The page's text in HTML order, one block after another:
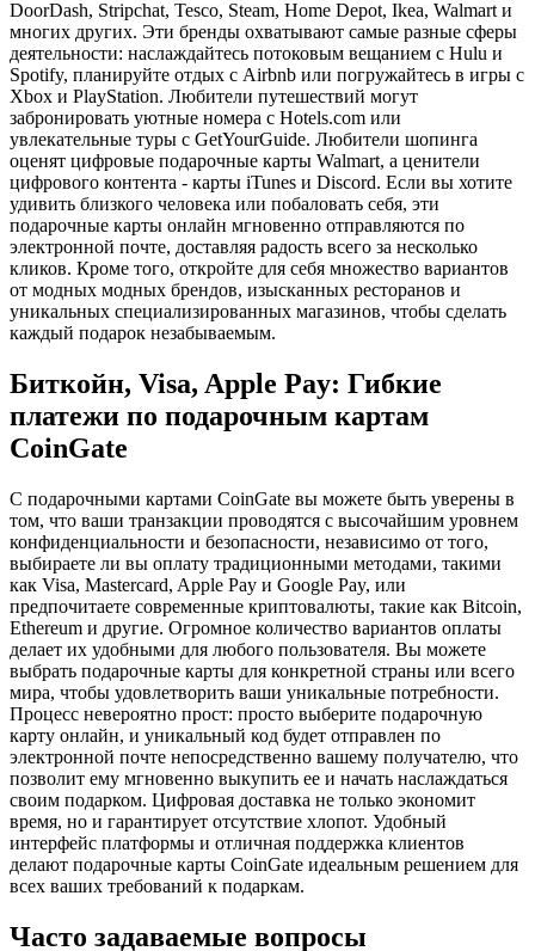
DoorDash, Stripchat, Tesco, Steam, Home Depot, Ikea, Walmart и
многих других. Эти бренды охватывают самые разные сферы
деятельности: наслаждайтесь потоковым вещанием с Hulu и
Spotify, планируйте отдых с Airbnb или погружайтесь в игры с
Xbox и PlayStation. Любители путешествий могут
забронировать уютные номера с Hotels.com или
увлекательные туры с GetYourGuide. Любители шопинга
оценят цифровые подарочные карты Walmart, а ценители
цифрового контента - карты iTunes и Discord. Если вы хотите
удивить близкого человека или побаловать себя, эти
подарочные карты онлайн мгновенно отправляются по
электронной почте, доставляя радость всего за несколько
кликов. Кроме того, откройте для себя множество вариантов
от модных модных брендов, изысканных ресторанов и
уникальных специализированных магазинов, чтобы сделать
каждый подарок незабываемым.
Биткойн, Visa, Apple Pay: Гибкие
платежи по подарочным картам
CoinGate
С подарочными картами CoinGate вы можете быть уверены в
том, что ваши транзакции проводятся с высочайшим уровнем
конфиденциальности и безопасности, независимо от того,
выбираете ли вы оплату традиционными методами, такими
как Visa, Mastercard, Apple Pay и Google Pay, или
предпочитаете современные криптовалюты, такие как Bitcoin,
Ethereum и другие. Огромное количество вариантов оплаты
делает их удобными для любого пользователя. Вы можете
выбрать подарочные карты для конкретной страны или всего
мира, чтобы удовлетворить ваши уникальные потребности.
Процесс невероятно прост: просто выберите подарочную
карту онлайн, и уникальный код будет отправлен по
электронной почте непосредственно вашему получателю, что
позволит ему мгновенно выкупить ее и начать наслаждаться
своим подарком. Цифровая доставка не только экономит
время, но и гарантирует отсутствие хлопот. Удобный
интерфейс платформы и отличная поддержка клиентов
делают подарочные карты CoinGate идеальным решением для
всех ваших требований к подаркам.
Часто задаваемые вопросы